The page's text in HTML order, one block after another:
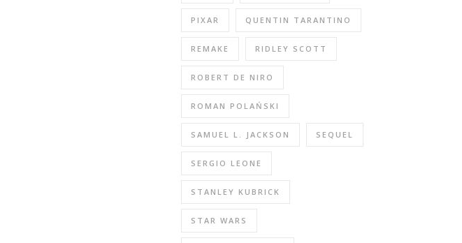
PIXAR QUENTIN TARANTINO
REMAKE RIDLEY SCOTT
ROBERT DE NIRO
ROMAN POLAŃSKI
SAMUEL L. JACKSON SEQUEL
SERGIO LEONE
STANLEY KUBRICK
STAR WARS